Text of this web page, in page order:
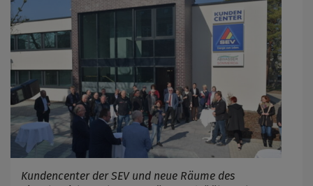
Kundencenter der SEV und neue Räume des